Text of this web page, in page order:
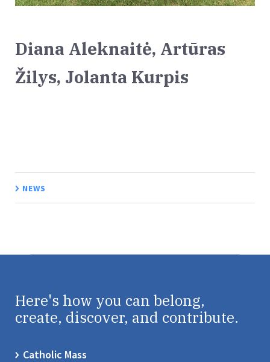
Diana Aleknaitė, Artūras
Žilys, Jolanta Kurpis
NEWS
Here's how you can belong,
create, discover, and contribute.
Catholic Mass